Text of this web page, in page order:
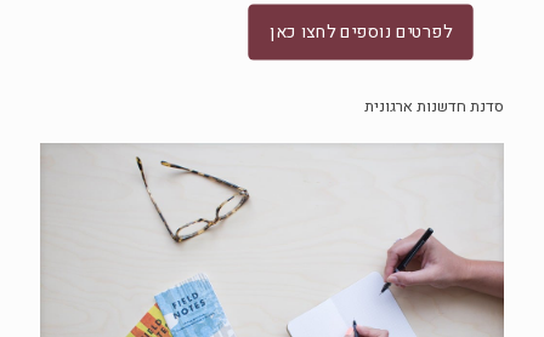
לפרטים נוספים לחצו כאן
סדנת חדשנות ארגונית